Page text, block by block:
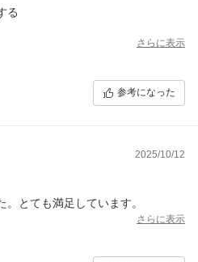
る
さらに表示
参考になった
2025/10/12
とても満足しています。
さらに表示